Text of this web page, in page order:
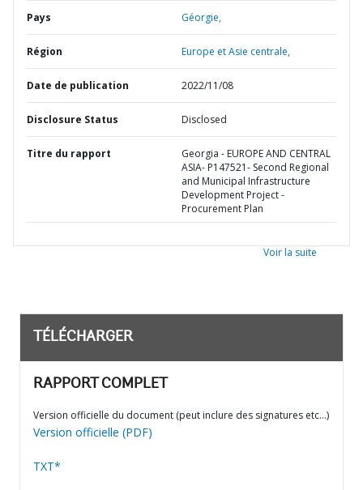
Pays Géorgie,
Région Europe et Asie centrale,
Date de publication 2022/11/08
Disclosure Status Disclosed
Titre du rapport
Georgia - EUROPE AND CENTRAL
ASIA- P147521- Second Regional
and Municipal Infrastructure
Development Project -
Procurement Plan
Voir la suite
TÉLÉCHARGER
RAPPORT COMPLET
Version officielle du document (peut inclure des signatures etc…)
Version officielle (PDF)
TXT*